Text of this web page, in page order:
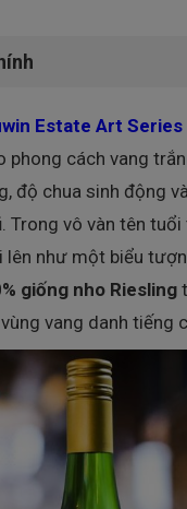
Estate Art Series
phong cách vang
độ chua sinh động
Trong vô vàn tên
lên như một biểu
giống nho Riesling
vùng vang danh tiếng